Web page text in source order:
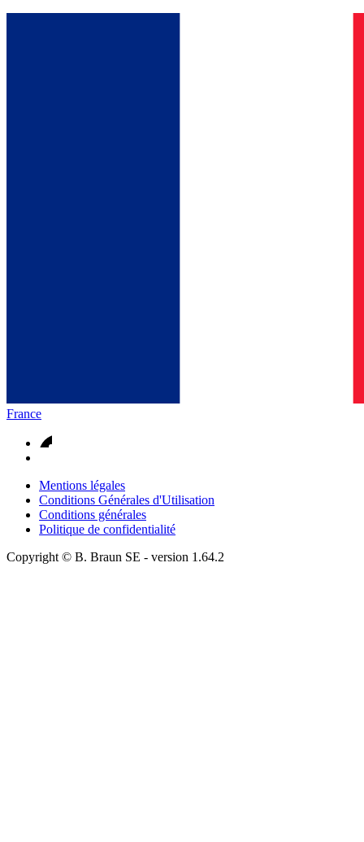
France
Mentions légales
Conditions Générales d'Utilisation
Conditions générales
Politique de confidentialité
Copyright © B. Braun SE - version 1.64.2